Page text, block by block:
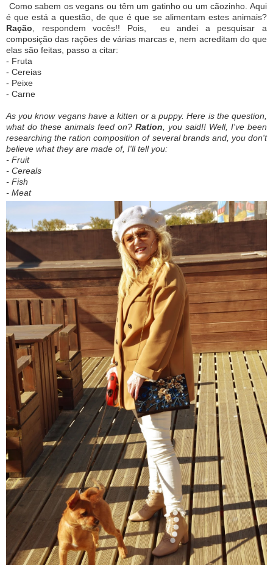
Como sabem os vegans ou têm um gatinho ou um cãozinho. Aqui
é que está a questão, de que é que se alimentam estes animais?
Ração , respondem vocês!! Pois, eu andei a pesquisar a
composição das rações de várias marcas e, nem acreditam do que
elas são feitas, passo a citar:
- Fruta
- Cereias
- Peixe
- Carne
As you know vegans have a kitten or a puppy. Here is the question,
what do these animals feed on? Ration , you said!! Well, I've been
researching the ration composition of several brands and, you don't
believe what they are made of, I'll tell you:
- Fruit
- Cereals
- Fish
- Meat